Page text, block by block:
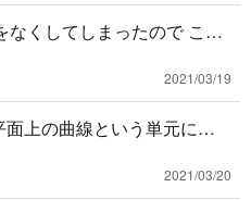
なくしてしまったので この
です
2021/03/19
上の曲線という単元に出
んな時に使えば良いので
2021/03/20